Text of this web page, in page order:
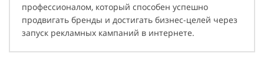
профессионалом, который способен успешно
продвигать бренды и достигать бизнес-целей через
запуск рекламных кампаний в интернете.